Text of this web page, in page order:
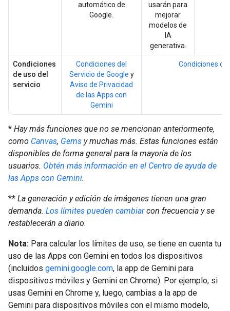
automático de
Google.
usarán para
mejorar
modelos de
IA
generativa.
Condiciones
de uso del
servicio
Condiciones del
Servicio de Google y
Aviso de Privacidad
de las Apps con
Gemini
Condiciones de
* Hay más funciones que no se mencionan anteriormente,
como Canvas, Gems y muchas más. Estas funciones están
disponibles de forma general para la mayoría de los
usuarios. Obtén más información en el Centro de ayuda de
las Apps con Gemini.
** La generación y edición de imágenes tienen una gran
demanda. Los límites pueden cambiarcon frecuencia y se
restablecerán a diario.
Nota: Para calcular los límites de uso, se tiene en cuenta tu
uso de las Apps con Gemini en todos los dispositivos
(incluidos gemini.google.com, la app de Gemini para
dispositivos móviles y Gemini en Chrome). Por ejemplo, si
usas Gemini en Chrome y, luego, cambias a la app de
Gemini para dispositivos móviles con el mismo modelo,